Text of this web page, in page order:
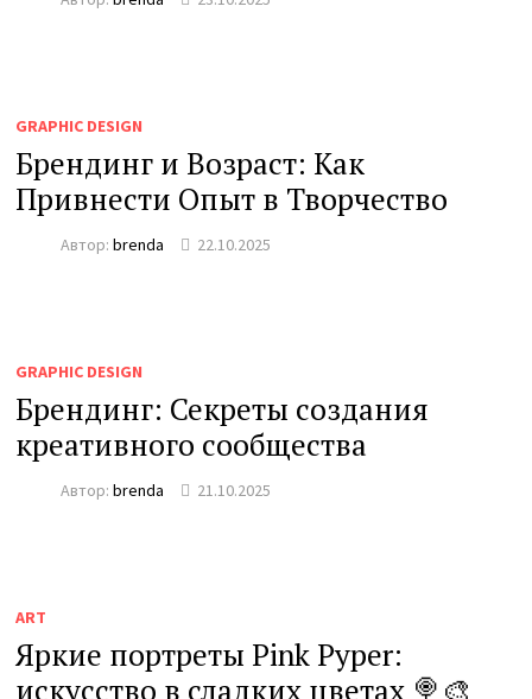
GRAPHIC DESIGN
Брендинг и Возраст: Как
Привнести Опыт в Творчество
Автор:brenda 22.10.2025
GRAPHIC DESIGN
Брендинг: Секреты создания
креативного сообщества
Автор:brenda 21.10.2025
ART
Яркие портреты Pink Pyper:
искусство в сладких цветах 🍭🎨